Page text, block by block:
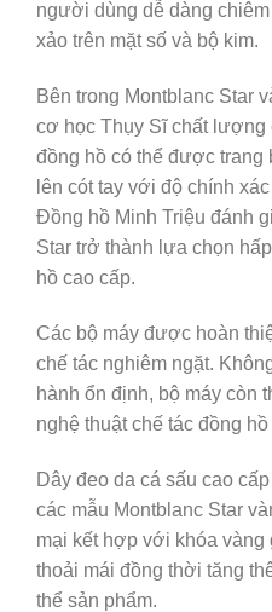
người dùng dễ dàng
xảo trên mặt số và bộ kim.
Bên trong Montblanc Star
cơ học Thụy Sĩ chất lượng
đồng hồ có thể được trang
lên cót tay với độ chính
Đồng hồ Minh Triệu đánh
Star trở thành lựa chọn
hồ cao cấp.
Các bộ máy được hoàn
chế tác nghiêm ngặt.
hành ổn định, bộ máy còn
nghệ thuật chế tác đồng
Dây đeo da cá sấu cao
các mẫu Montblanc Star
mại kết hợp với khóa vàng
thoải mái đồng thời tăng
thể sản phẩm.